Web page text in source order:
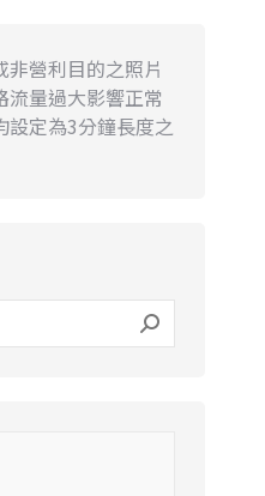
營利目的之照片
流量過大影響正常
設定為3分鐘長度之